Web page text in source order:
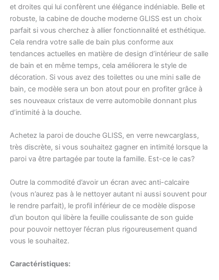
et droites qui lui confèrent une élégance indéniable. Belle et
robuste, la cabine de douche moderne GLISS est un choix
parfait si vous cherchez à allier fonctionnalité et esthétique.
Cela rendra votre salle de bain plus conforme aux
tendances actuelles en matière de design d’intérieur de salle
de bain et en même temps, cela améliorera le style de
décoration. Si vous avez des toilettes ou une mini salle de
bain, ce modèle sera un bon atout pour en profiter grâce à
ses nouveaux cristaux de verre automobile donnant plus
d’intimité à la douche.
Achetez la paroi de douche GLISS, en verre newcarglass,
très discrète, si vous souhaitez gagner en intimité lorsque la
paroi va être partagée par toute la famille. Est-ce le cas?
Outre la commodité d’avoir un écran avec anti-calcaire
(vous n’aurez pas à le nettoyer autant ni aussi souvent pour
le rendre parfait), le profil inférieur de ce modèle dispose
d’un bouton qui libère la feuille coulissante de son guide
pour pouvoir nettoyer l’écran plus rigoureusement quand
vous le souhaitez.
Caractéristiques: